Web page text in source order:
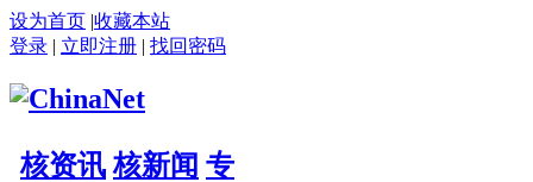
设为首页 |收藏本站
登录 | 立即注册 | 找回密码
核资讯 核新闻 专